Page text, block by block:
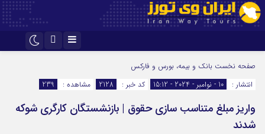
اینستاگرام
صفحه نخست بانک و بیمه، بورس و فارکس
انتشار :
10 - نوامبر - 2024 - 15:12 کد خبر : 2128 مشاهده : 239
واریز مبلغ متناسب سازی حقوق | بازنشستگان کارگری شوکه
شدند